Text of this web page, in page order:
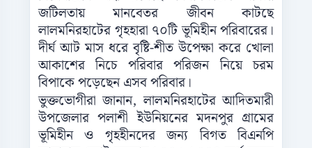
জটিলতায় মানবেতর জীবন কাটছে
লালমনিরহাটের গৃহহারা ৭০টি ভূমিহীন পরিবারের।
দীর্ঘ আট মাস ধরে বৃষ্টি-শীত উপেক্ষা করে খোলা
আকাশের নিচে পরিবার পরিজন নিয়ে চরম
বিপাকে পড়েছেন এসব পরিবার।
ভুক্তভোগীরা জানান, লালমনিরহাটের আদিতমারী
উপজেলার পলাশী ইউনিয়নের মদনপুর গ্রামের
ভূমিহীন ও গৃহহীনদের জন্য বিগত বিএনপি